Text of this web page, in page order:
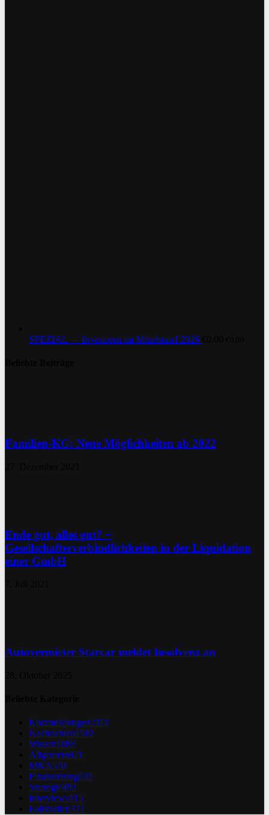
SPEZIAL — Investoren im Mittelstand 2026
Familien-KG: Neue Möglichkeiten ab 2022
Ende gut, alles gut? −
Gesellschafterverbindlichkeiten in der Liquidation
einer GmbH
Autovermieter Starcar meldet Insolvenz an
Kurzmeldungen2112
Nachrichten1582
Wissen1089
Allgemein821
M&A570
Finanzierung535
Strategie493
Interviews415
Fallstudien371